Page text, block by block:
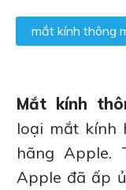
mắt kính thông
Mắt kính
loại mắt kính
hãng Apple.
Apple đã ấp